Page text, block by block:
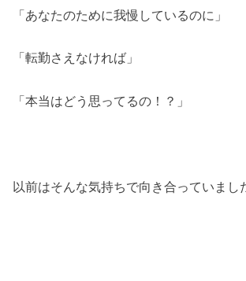
「あなたのために我慢しているのに」
「転勤さえなければ」
「本当はどう思ってるの！？」
以前はそんな気持ちで向き合っていまし